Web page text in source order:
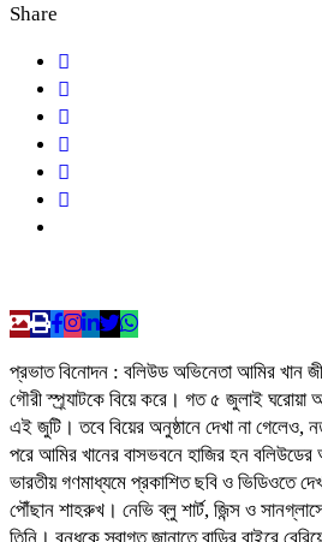
Share
প্রভাত বিনোদন : বলিউড অভিনেতা আমির খান
গৌরী স্প্র্যাটকে বিয়ে করে। গত ৫ জুলাই
এই জুটি। তবে বিয়ের অনুষ্ঠানে দেখা না গেলেও,
পরে আমির খানের বাসভবনে হাজির হন
ভারতীয় গণমাধ্যমে প্রকাশিত ছবি ও ভিডিওতে
পৌঁছান শাহরুখ। নেভি ব্লু শার্ট, জিন্স ও